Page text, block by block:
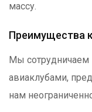
массу.
Преимущества
Мы сотрудничаем
авиаклубами,
нам